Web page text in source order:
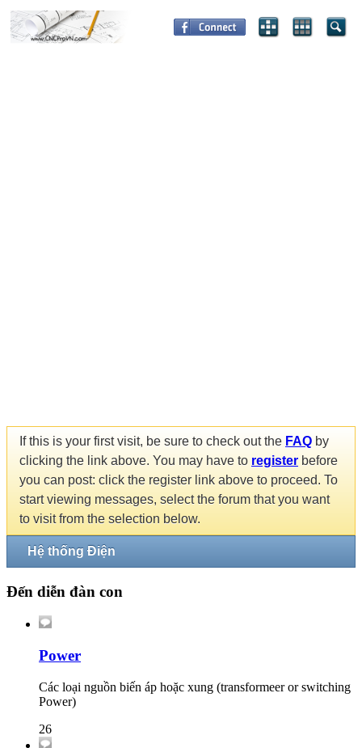
If this is your first visit, be sure to check out the FAQ by
clicking the link above. You may have to register before
you can post: click the register link above to proceed. To
start viewing messages, select the forum that you want
to visit from the selection below.
Hệ thống Điện
Đến diễn đàn con
Power
Các loại nguồn biến áp hoặc xung (transformeer or switching
Power)
26